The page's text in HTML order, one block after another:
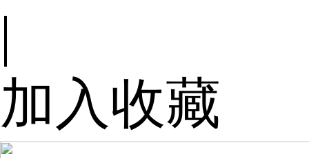
|
加入收藏